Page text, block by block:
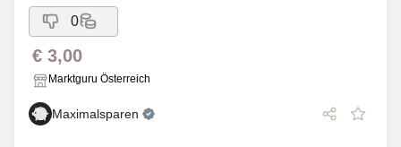
0
€ 3,00
Marktguru Österreich
Maximalsparen